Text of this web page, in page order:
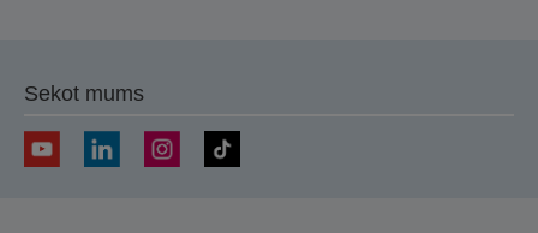
Sekot mums